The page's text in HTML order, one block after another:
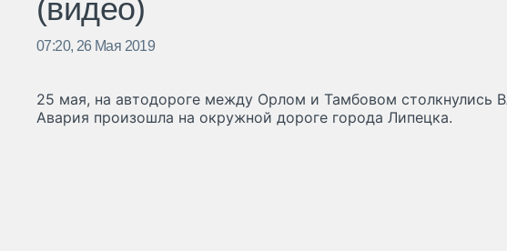
(видео)
07:20, 26 Мая 2019
25 мая, на автодороге между Орлом и Тамбовом столкнулись
Авария произошла на окружной дороге города Липецка.